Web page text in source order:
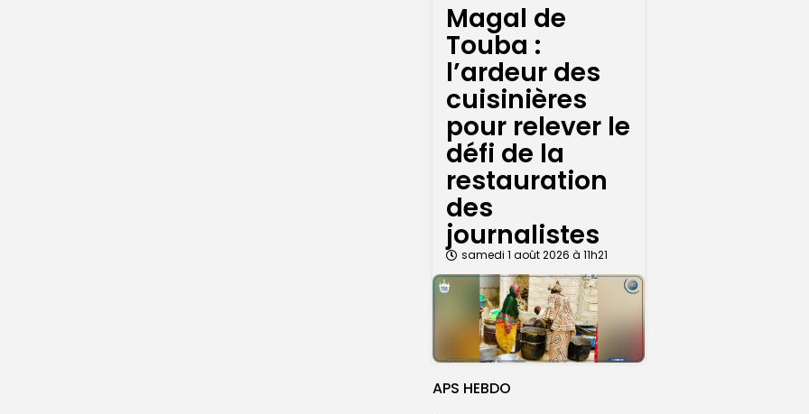
Magal de
Touba :
l’ardeur des
cuisinières
pour relever le
défi de la
restauration
des
journalistes
samedi 1 août 2026 à 11h21
APS HEBDO